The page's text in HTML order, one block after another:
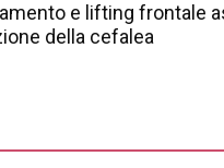
e lifting frontale
della cefalea